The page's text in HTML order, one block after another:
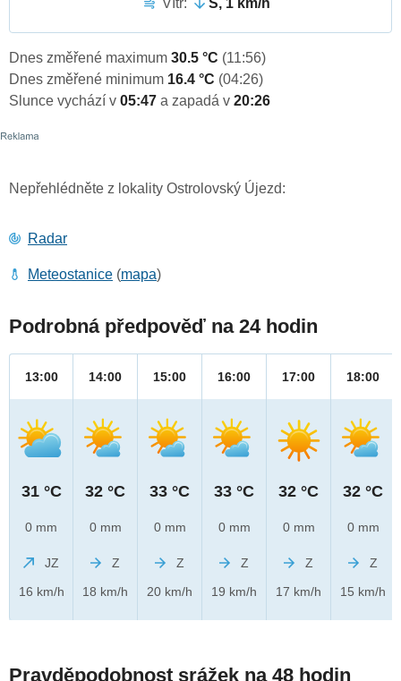
Vítr:
S, 1 km/h
Dnes změřené maximum 30.5 °C (11:56)
Dnes změřené minimum 16.4 °C (04:26)
Slunce vychází v 05:47 a zapadá v 20:26
Nepřehlédněte z lokality Ostrolovský Újezd:
Radar
Meteostanice (mapa)
Podrobná předpověď na 24 hodin
13:00
31 °C
0 mm
JZ
16 km/h
14:00
32 °C
0 mm
Z
18 km/h
15:00
33 °C
0 mm
Z
20 km/h
16:00
33 °C
0 mm
Z
19 km/h
17:00
32 °C
0 mm
Z
17 km/h
18:00
32 °C
0 mm
Z
15 km/h
Pravděpodobnost srážek na 48 hodin